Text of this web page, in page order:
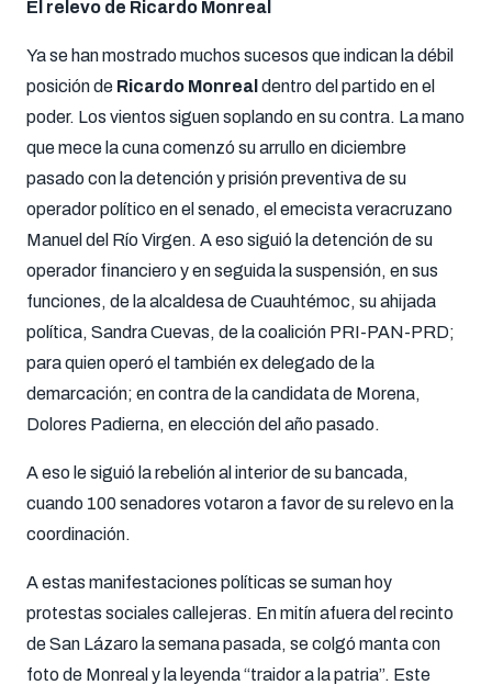
El relevo de Ricardo Monreal
Ya se han mostrado muchos sucesos que indican la débil
posición de Ricardo Monreal dentro del partido en el
poder. Los vientos siguen soplando en su contra. La mano
que mece la cuna comenzó su arrullo en diciembre
pasado con la detención y prisión preventiva de su
operador político en el senado, el emecista veracruzano
Manuel del Río Virgen. A eso siguió la detención de su
operador financiero y en seguida la suspensión, en sus
funciones, de la alcaldesa de Cuauhtémoc, su ahijada
política, Sandra Cuevas, de la coalición PRI-PAN-PRD;
para quien operó el también ex delegado de la
demarcación; en contra de la candidata de Morena,
Dolores Padierna, en elección del año pasado.
A eso le siguió la rebelión al interior de su bancada,
cuando 100 senadores votaron a favor de su relevo en la
coordinación.
A estas manifestaciones políticas se suman hoy
protestas sociales callejeras. En mitín afuera del recinto
de San Lázaro la semana pasada, se colgó manta con
foto de Monreal y la leyenda “traidor a la patria”. Este